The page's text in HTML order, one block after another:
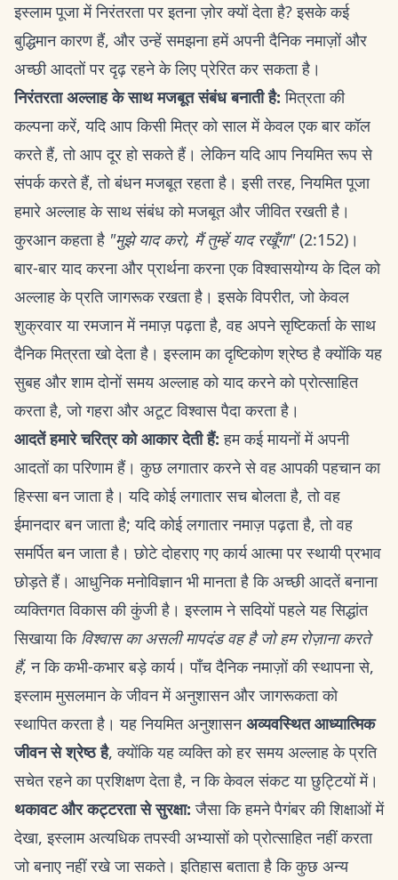
इस्लाम पूजा में निरंतरता पर इतना ज़ोर क्यों देता है? इसके कई
बुद्धिमान कारण हैं, और उन्हें समझना हमें अपनी दैनिक नमाज़ों और
अच्छी आदतों पर दृढ़ रहने के लिए प्रेरित कर सकता है।
निरंतरता अल्लाह के साथ मजबूत संबंध बनाती है: मित्रता की
कल्पना करें, यदि आप किसी मित्र को साल में केवल एक बार कॉल
करते हैं, तो आप दूर हो सकते हैं। लेकिन यदि आप नियमित रूप से
संपर्क करते हैं, तो बंधन मजबूत रहता है। इसी तरह, नियमित पूजा
हमारे अल्लाह के साथ संबंध को मजबूत और जीवित रखती है।
कुरआन कहता है "मुझे याद करो, मैं तुम्हें याद रखूँगा"(2:152)।
बार-बार याद करना और प्रार्थना करना एक विश्वासयोग्य के दिल को
अल्लाह के प्रति जागरूक रखता है। इसके विपरीत, जो केवल
शुक्रवार या रमजान में नमाज़ पढ़ता है, वह अपने सृष्टिकर्ता के साथ
दैनिक मित्रता खो देता है। इस्लाम का दृष्टिकोण श्रेष्ठ है क्योंकि यह
सुबह और शाम दोनों समय अल्लाह को याद करने को प्रोत्साहित
करता है, जो गहरा और अटूट विश्वास पैदा करता है।
आदतें हमारे चरित्र को आकार देती हैं: हम कई मायनों में अपनी
आदतों का परिणाम हैं। कुछ लगातार करने से वह आपकी पहचान का
हिस्सा बन जाता है। यदि कोई लगातार सच बोलता है, तो वह
ईमानदार बन जाता है; यदि कोई लगातार नमाज़ पढ़ता है, तो वह
समर्पित बन जाता है। छोटे दोहराए गए कार्य आत्मा पर स्थायी प्रभाव
छोड़ते हैं। आधुनिक मनोविज्ञान भी मानता है कि अच्छी आदतें बनाना
व्यक्तिगत विकास की कुंजी है। इस्लाम ने सदियों पहले यह सिद्धांत
सिखाया कि विश्वास का असली मापदंड वह है जो हम रोज़ाना करते
हैं, न कि कभी-कभार बड़े कार्य। पाँच दैनिक नमाज़ों की स्थापना से,
इस्लाम मुसलमान के जीवन में अनुशासन और जागरूकता को
स्थापित करता है। यह नियमित अनुशासनअव्यवस्थित आध्यात्मिक
जीवन से श्रेष्ठ है, क्योंकि यह व्यक्ति को हर समय अल्लाह के प्रति
सचेत रहने का प्रशिक्षण देता है, न कि केवल संकट या छुट्टियों में।
थकावट और कट्टरता से सुरक्षा: जैसा कि हमने पैगंबर की शिक्षाओं में
देखा, इस्लाम अत्यधिक तपस्वी अभ्यासों को प्रोत्साहित नहीं करता
जो बनाए नहीं रखे जा सकते। इतिहास बताता है कि कुछ अन्य